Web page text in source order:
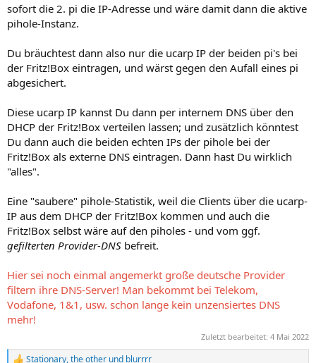
sofort die 2. pi die IP-Adresse und wäre damit dann die aktive
pihole-Instanz.
Du bräuchtest dann also nur die ucarp IP der beiden pi's bei
der Fritz!Box eintragen, und wärst gegen den Aufall eines pi
abgesichert.
Diese ucarp IP kannst Du dann per internem DNS über den
DHCP der Fritz!Box verteilen lassen; und zusätzlich könntest
Du dann auch die beiden echten IPs der pihole bei der
Fritz!Box als externe DNS eintragen. Dann hast Du wirklich
"alles".
Eine "saubere" pihole-Statistik, weil die Clients über die ucarp-
IP aus dem DHCP der Fritz!Box kommen und auch die
Fritz!Box selbst wäre auf den piholes - und vom ggf.
gefilterten Provider-DNS befreit.
Hier sei noch einmal angemerkt große deutsche Provider
filtern ihre DNS-Server! Man bekommt bei Telekom,
Vodafone, 1&1, usw. schon lange kein unzensiertes DNS
mehr!
Zuletzt bearbeitet: 4 Mai 2022
Stationary,the other und blurrrr